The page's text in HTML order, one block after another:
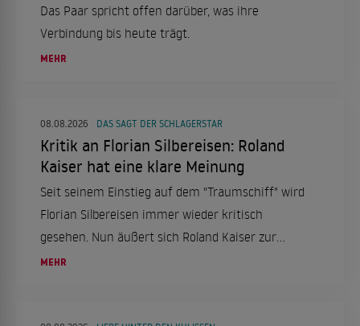
Das Paar spricht offen darüber, was ihre
Verbindung bis heute trägt.
MEHR
08.08.2026 DAS SAGT DER SCHLAGERSTAR
Kritik an Florian Silbereisen: Roland
Kaiser hat eine klare Meinung
Seit seinem Einstieg auf dem "Traumschiff" wird
Florian Silbereisen immer wieder kritisch
gesehen. Nun äußert sich Roland Kaiser zur
Debatte um den ZDF-Kapitän.
MEHR